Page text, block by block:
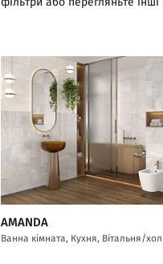
фільтри або перегляньте інші
AMANDA
Ванна кімната, Кухня, Вітальня/хол